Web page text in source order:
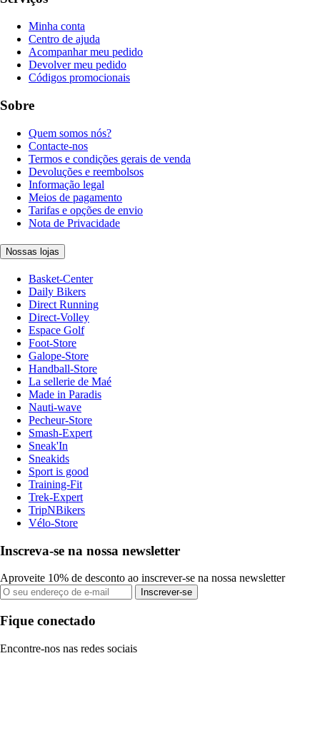
Minha conta
Centro de ajuda
Acompanhar meu pedido
Devolver meu pedido
Códigos promocionais
Sobre
Quem somos nós?
Contacte-nos
Termos e condições gerais de venda
Devoluções e reembolsos
Informação legal
Meios de pagamento
Tarifas e opções de envio
Nota de Privacidade
Nossas lojas
Basket-Center
Daily Bikers
Direct Running
Direct-Volley
Espace Golf
Foot-Store
Galope-Store
Handball-Store
La sellerie de Maé
Made in Paradis
Nauti-wave
Pecheur-Store
Smash-Expert
Sneak'In
Sneakids
Sport is good
Training-Fit
Trek-Expert
TripNBikers
Vélo-Store
Inscreva-se na nossa newsletter
Aproveite 10% de desconto ao inscrever-se na nossa newsletter
Inscrever-se
Fique conectado
Encontre-nos nas redes sociais